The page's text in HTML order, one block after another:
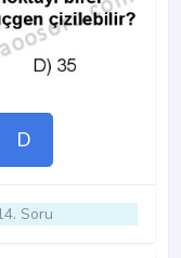
D
Soru